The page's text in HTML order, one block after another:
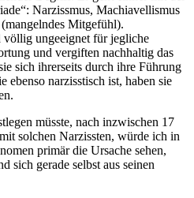
Narzissmus, Machiavellismus
Mitgefühl).
völlig ungeeignet für jegliche
und vergiften nachhaltig das
sich ihrerseits durch ihre Führung
ebenso narzisstisch ist, haben sie
müsste, nach inzwischen 17
solchen Narzissten, würde ich in
primär die Ursache sehen,
sich gerade selbst aus seinen